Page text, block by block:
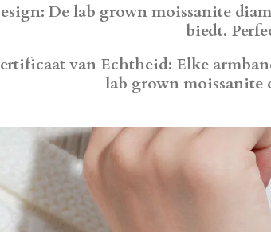
: De lab grown moissanite
biedt.
van Echtheid: Elke
lab grown moissanite